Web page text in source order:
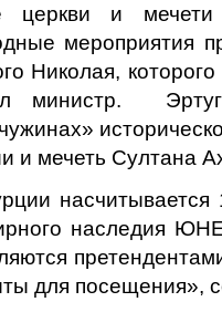
церкви и
мероприятия
Николая,
министр.
и мечеть Султана
наследия
для посещения»,